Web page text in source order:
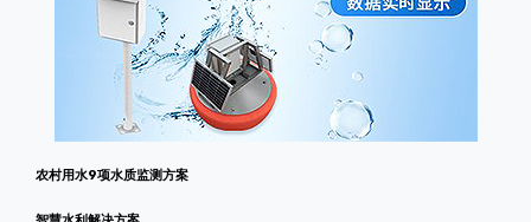
农村用水9项水质监测方案